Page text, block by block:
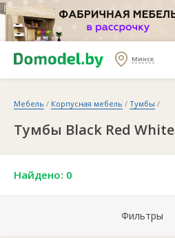
Минск
Мебель / Корпусная мебель / Тумбы /
Тумбы Black Red White
Найдено: 0
Фильтры